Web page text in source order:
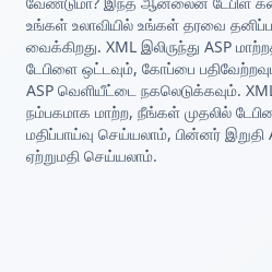
உங்கள் உலாவியில் உங்கள் தரவை
வைக்கிறது. XML இலிருந்து ASP
டேபிளை ஒட்டவும், கோப்பை
ASP வெளியீட்டை நகலெடுக்கவும்.
நம்பகமாக மாற்ற, நீங்கள் முதலில்
மதிப்பாய்வு செய்யலாம், பின்னர் இறுதி
ஏற்றுமதி செய்யலாம்.